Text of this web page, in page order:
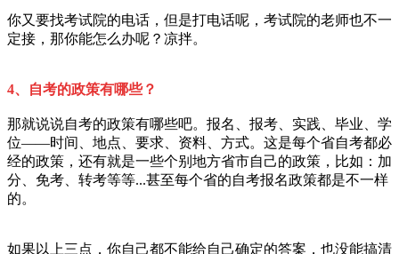
你又要找考试院的电话，但是打电话呢，考试院的老师也不一
定接，那你能怎么办呢？凉拌。
4、 自考的政策有哪些？
那就说说自考的政策有哪些吧。报名、报考、实践、毕业、学
位——时间、地点、要求、资料、方式。这是每个省自考都必
经的政策，还有就是一些个别地方省市自己的政策，比如：加
分、免考、转考等等...甚至每个省的自考报名政策都是不一样
的。
如果以上三点，你自己都不能给自己确定的答案，也没能搞清